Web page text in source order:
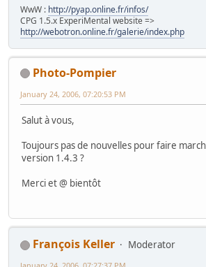
WwW : http://pyap.online.fr/infos/
CPG 1.5.x ExperiMental website =>
http://webotron.online.fr/galerie/index.php
Photo-Pompier
January 24, 2006, 07:20:53 PM
Salut à vous,
Toujours pas de nouvelles pour faire
version 1.4.3 ?
Merci et @ bientôt
François Keller
Moderator